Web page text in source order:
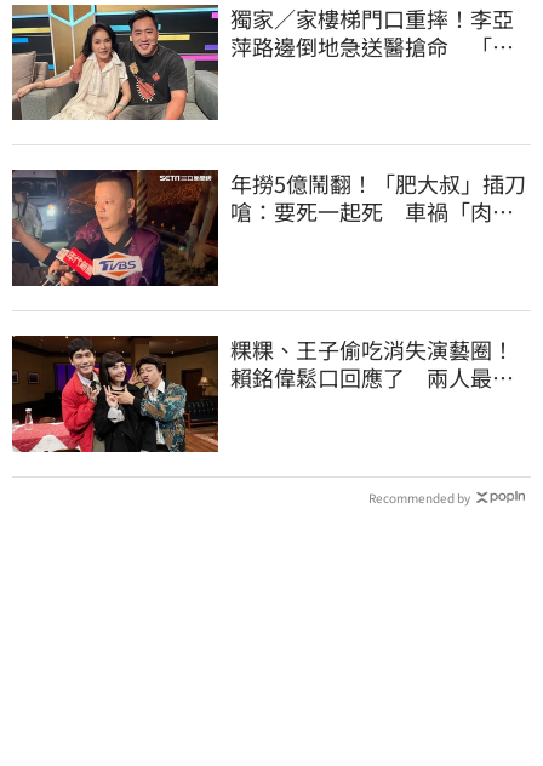
獨家／家樓梯門口重摔！李亞
萍路邊倒地急送醫搶命 「最
年撈5億鬧翻！「肥大叔」插刀
嗆：要死一起死 車禍「肉眼
粿粿、王子偷吃消失演藝圈！
賴銘偉鬆口回應了 兩人最新
Recommended by